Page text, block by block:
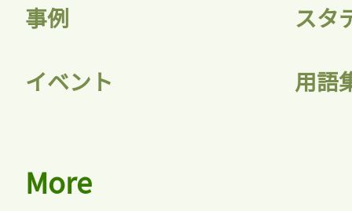
記事をお気に入りに
ログインが必
事例 スタ
イベント 用語
More